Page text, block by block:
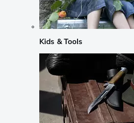
Kids & Tools